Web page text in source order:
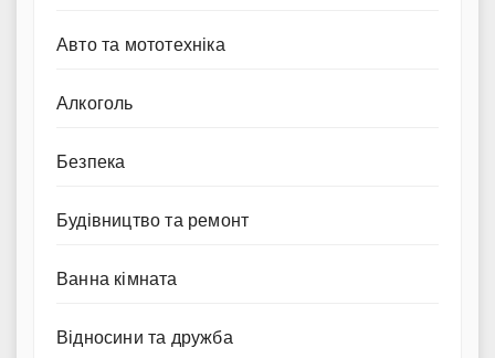
Авто та мототехніка
Алкоголь
Безпека
Будівництво та ремонт
Ванна кімната
Відносини та дружба